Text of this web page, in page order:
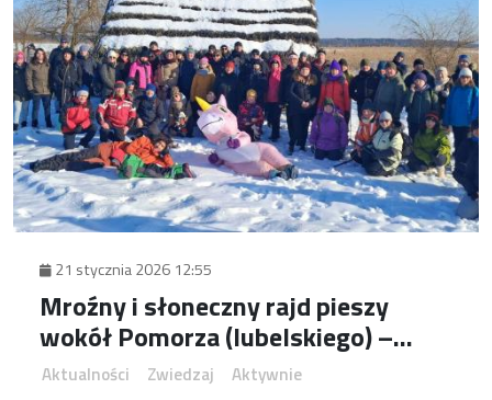
21 stycznia 2026 12:55
Mroźny i słoneczny rajd pieszy
wokół Pomorza (lubelskiego) –
recepta na udaną niedzielę
Aktualności Zwiedzaj
Aktywnie